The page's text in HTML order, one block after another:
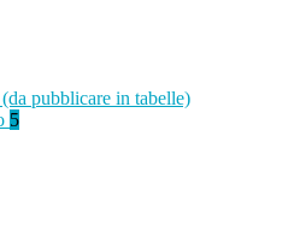
pubblicare in tabelle)
5